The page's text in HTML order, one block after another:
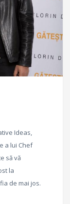
Ideas,
a lui Chef
să vă
la
de mai jos.